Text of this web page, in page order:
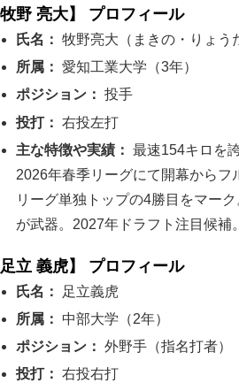
牧野 亮大】 プロフィール
氏名： 牧野亮大（まきの・りょう
所属： 愛知工業大学（3年）
ポジション： 投手
投打： 右投左打
主な特徴や実績： 最速154キロを
2026年春季リーグにて開幕からフ
リーグ単独トップの4勝目をマー
が武器。2027年ドラフト注目候補。
足立 義虎】 プロフィール
氏名：
足立義虎
所属：
中部大学（2年）
ポジション： 外野手（指名打者）
投打： 右投右打